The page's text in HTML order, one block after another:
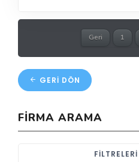
Geri 1
GERI DÖN
FIRMA ARAMA